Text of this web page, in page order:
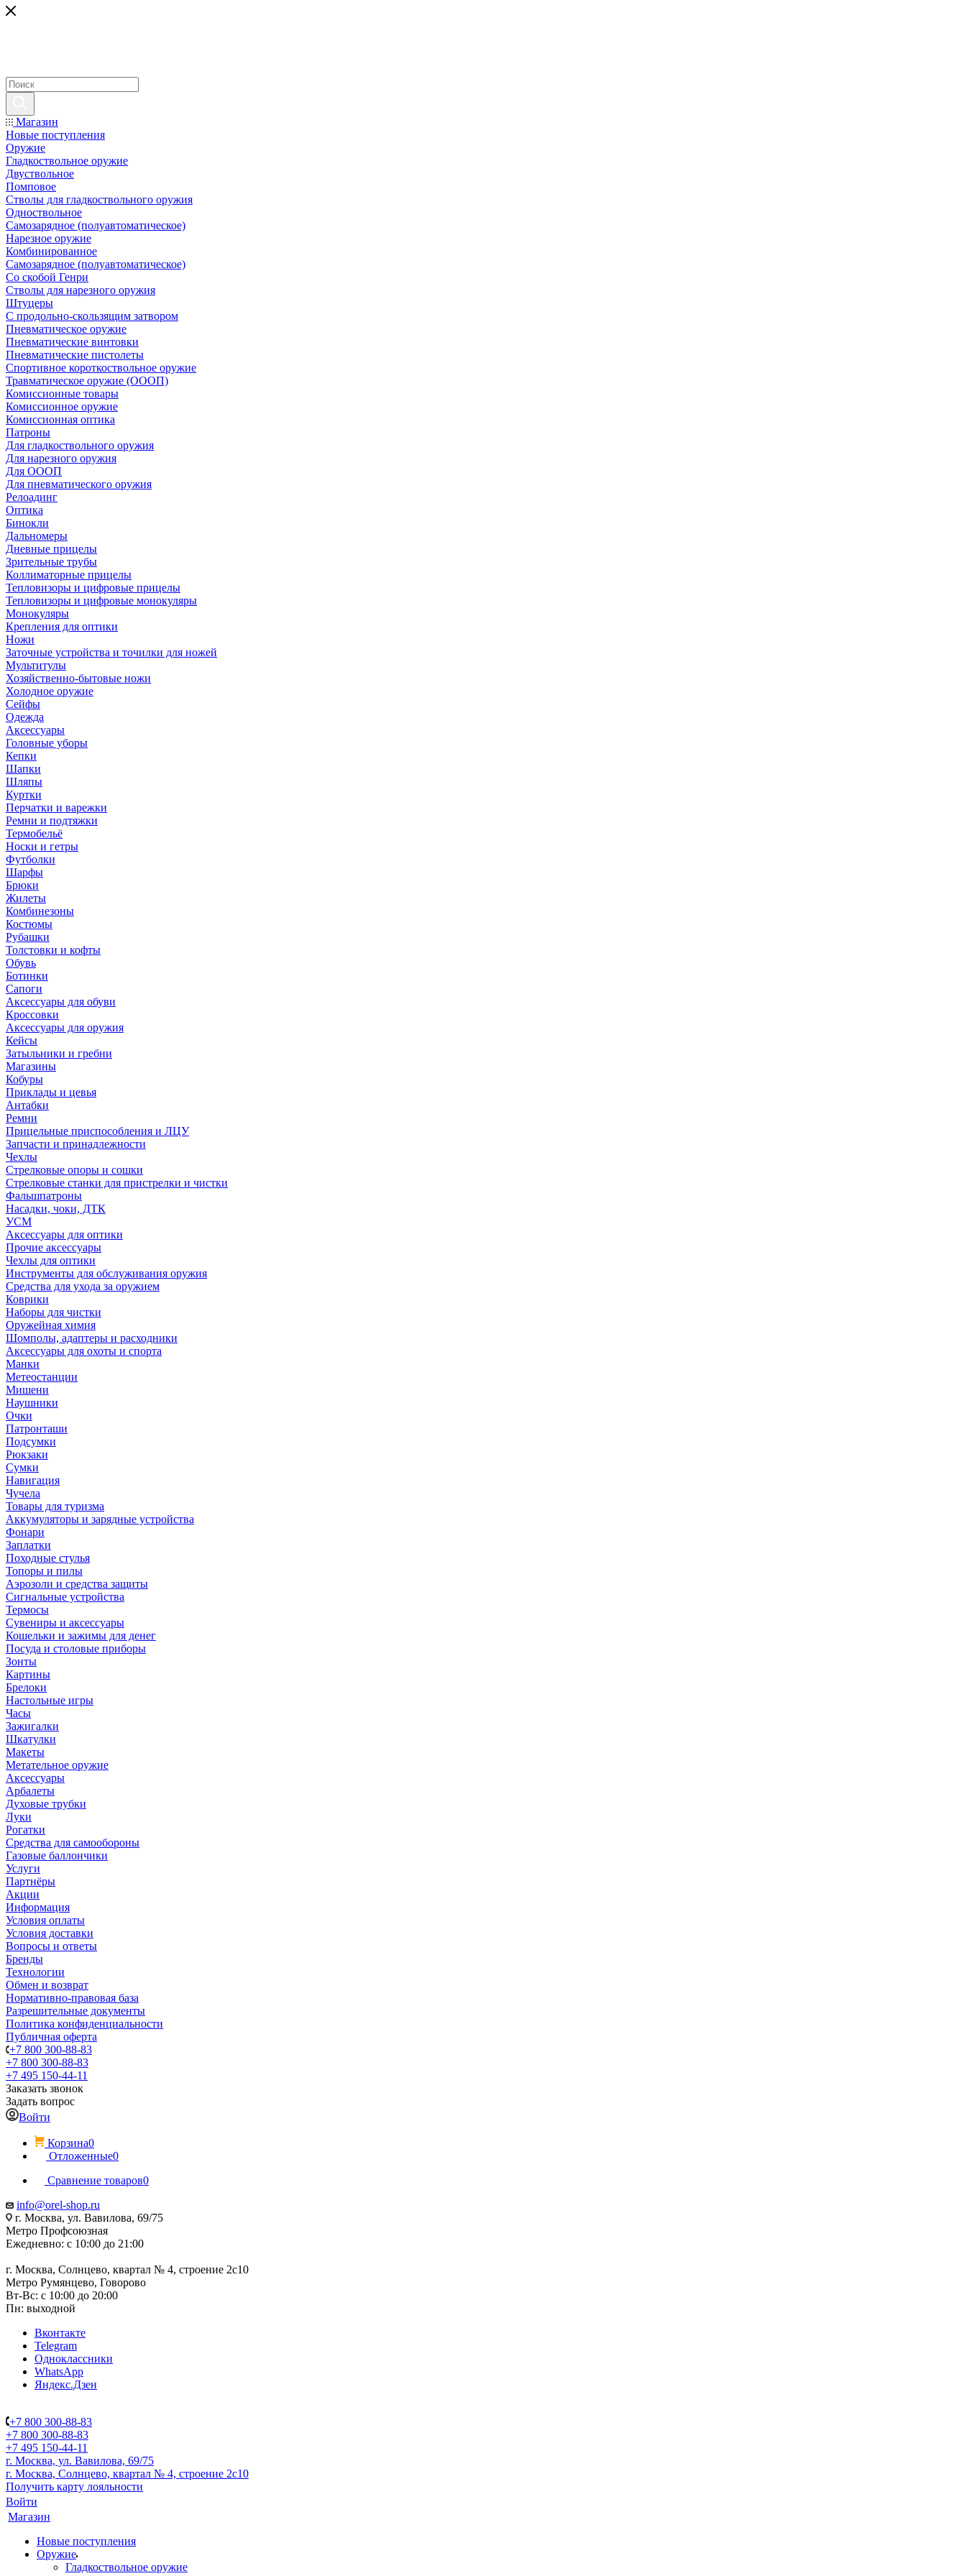
Магазин
Новые поступления
Оружие
Гладкоствольное оружие
Двуствольное
Помповое
Стволы для гладкоствольного оружия
Одноствольное
Самозарядное (полуавтоматическое)
Нарезное оружие
Комбинированное
Самозарядное (полуавтоматическое)
Со скобой Генри
Стволы для нарезного оружия
Штуцеры
С продольно-скользящим затвором
Пневматическое оружие
Пневматические винтовки
Пневматические пистолеты
Спортивное короткоствольное оружие
Травматическое оружие (ОООП)
Комиссионные товары
Комиссионное оружие
Комиссионная оптика
Патроны
Для гладкоствольного оружия
Для нарезного оружия
Для ОООП
Для пневматического оружия
Релоадинг
Оптика
Бинокли
Дальномеры
Дневные прицелы
Зрительные трубы
Коллиматорные прицелы
Тепловизоры и цифровые прицелы
Тепловизоры и цифровые монокуляры
Монокуляры
Крепления для оптики
Ножи
Заточные устройства и точилки для ножей
Мультитулы
Хозяйственно-бытовые ножи
Холодное оружие
Сейфы
Одежда
Аксессуары
Головные уборы
Кепки
Шапки
Шляпы
Куртки
Перчатки и варежки
Ремни и подтяжки
Термобельё
Носки и гетры
Футболки
Шарфы
Брюки
Жилеты
Комбинезоны
Костюмы
Рубашки
Толстовки и кофты
Обувь
Ботинки
Сапоги
Аксессуары для обуви
Кроссовки
Аксессуары для оружия
Кейсы
Затыльники и гребни
Магазины
Кобуры
Приклады и цевья
Антабки
Ремни
Прицельные приспособления и ЛЦУ
Запчасти и принадлежности
Чехлы
Стрелковые опоры и сошки
Стрелковые станки для пристрелки и чистки
Фальшпатроны
Насадки, чоки, ДТК
УСМ
Аксессуары для оптики
Прочие аксессуары
Чехлы для оптики
Инструменты для обслуживания оружия
Средства для ухода за оружием
Коврики
Наборы для чистки
Оружейная химия
Шомполы, адаптеры и расходники
Аксессуары для охоты и спорта
Манки
Метеостанции
Мишени
Наушники
Очки
Патронташи
Подсумки
Рюкзаки
Сумки
Навигация
Чучела
Товары для туризма
Аккумуляторы и зарядные устройства
Фонари
Заплатки
Походные стулья
Топоры и пилы
Аэрозоли и средства защиты
Сигнальные устройства
Термосы
Сувениры и аксессуары
Кошельки и зажимы для денег
Посуда и столовые приборы
Зонты
Картины
Брелоки
Настольные игры
Часы
Зажигалки
Шкатулки
Макеты
Метательное оружие
Аксессуары
Арбалеты
Духовые трубки
Луки
Рогатки
Средства для самообороны
Газовые баллончики
Услуги
Партнёры
Акции
Информация
Условия оплаты
Условия доставки
Вопросы и ответы
Бренды
Технологии
Обмен и возврат
Нормативно-правовая база
Разрешительные документы
Политика конфиденциальности
Публичная оферта
+7 800 300-88-83
+7 800 300-88-83
+7 495 150-44-11
Заказать звонок
Задать вопрос
Войти
Корзина0
Отложенные0
Сравнение товаров0
info@orel-shop.ru
г. Москва, ул. Вавилова, 69/75
Метро Профсоюзная
Ежедневно: с 10:00 до 21:00
г. Москва, Солнцево, квартал № 4, строение 2с10
Метро Румянцево, Говорово
Вт-Вс: с 10:00 до 20:00
Пн: выходной
Вконтакте
Telegram
Одноклассники
WhatsApp
Яндекс.Дзен
+7 800 300-88-83
+7 800 300-88-83
+7 495 150-44-11
г. Москва, ул. Вавилова, 69/75
г. Москва, Солнцево, квартал № 4, строение 2с10
Получить карту лояльности
Войти
Магазин
Новые поступления
Оружие
Гладкоствольное оружие